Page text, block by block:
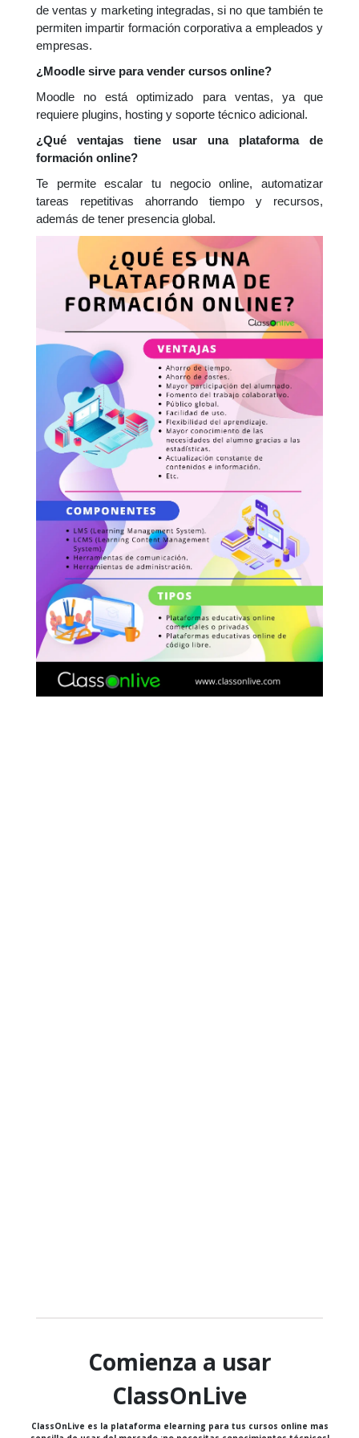
de ventas y marketing integradas, si no que también te
permiten impartir formación corporativa a empleados y
empresas.
¿Moodle sirve para vender cursos online?
Moodle no está optimizado para ventas, ya que
requiere plugins, hosting y soporte técnico adicional.
¿Qué ventajas tiene usar una plataforma de
formación online?
Te permite escalar tu negocio online, automatizar
tareas repetitivas ahorrando tiempo y recursos,
además de tener presencia global.
Comienza a usar
ClassOnLive
ClassOnLive es la plataforma elearning para tus cursos online mas